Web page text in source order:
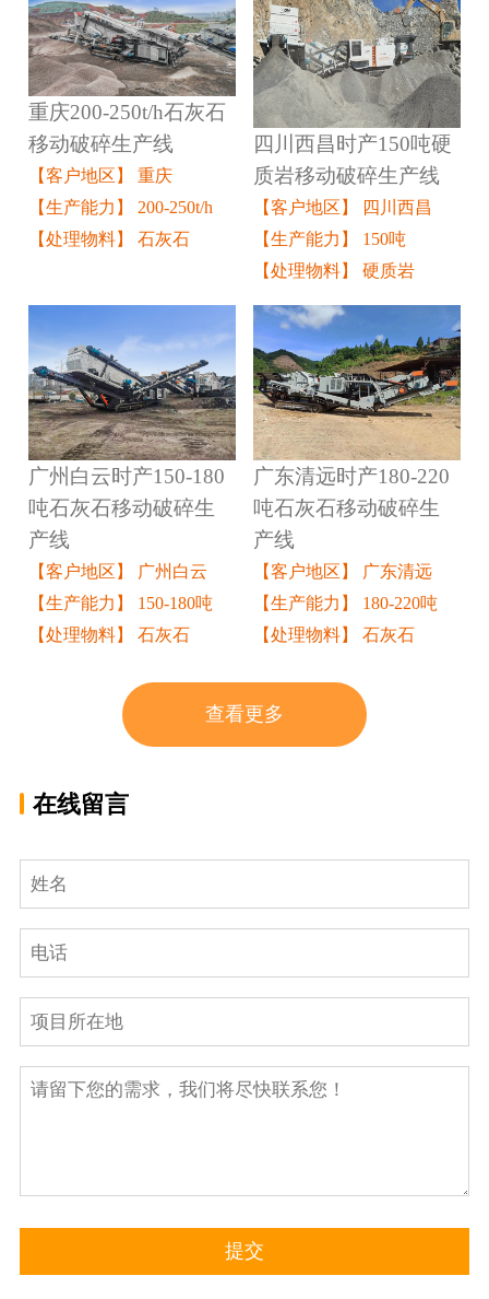
重庆200-250t/h石灰石
移动破碎生产线
【客户地区】 重庆
【生产能力】 200-250t/h
【处理物料】 石灰石
四川西昌时产150吨硬
质岩移动破碎生产线
【客户地区】 四川西昌
【生产能力】 150吨
【处理物料】 硬质岩
广州白云时产150-180
吨石灰石移动破碎生
产线
【客户地区】 广州白云
【生产能力】 150-180吨
【处理物料】 石灰石
广东清远时产180-220
吨石灰石移动破碎生
产线
【客户地区】 广东清远
【生产能力】 180-220吨
【处理物料】 石灰石
查看更多
在线留言